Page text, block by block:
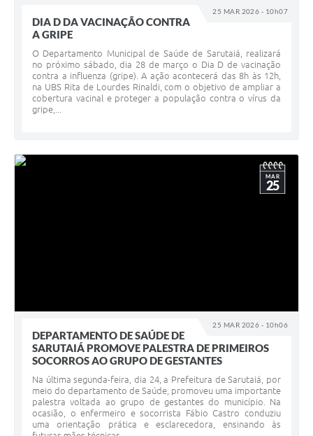
25 MAR 2026 - 10h07
DIA D DA VACINAÇÃO CONTRA
A GRIPE
O Departamento Municipal de Saúde de Sarutaiá, realizará
no próximo sábado, dia 28 de março o Dia D de vacinação
contra a influenza (gripe). A ação acontecerá das 8h às 12h,
na UBS Rita de Lourdes Rinaldi, com o objetivo de ampliar a
cobertura vacinal e proteger a população contra o vírus da
gripe,...
25 MAR 2026 - 10h06
MAR
25
DEPARTAMENTO DE SAÚDE DE
SARUTAIÁ PROMOVE PALESTRA DE PRIMEIROS
SOCORROS AO GRUPO DE GESTANTES
Na última segunda-feira, dia 24, a Prefeitura de Sarutaiá, por
meio do departamento de Saúde, promoveu uma importante
palestra voltada ao grupo de gestantes do município. Na
ocasião, o enfermeiro e socorrista Fábio Castro conduziu
uma orientação prática e esclarecedora, ensinando às